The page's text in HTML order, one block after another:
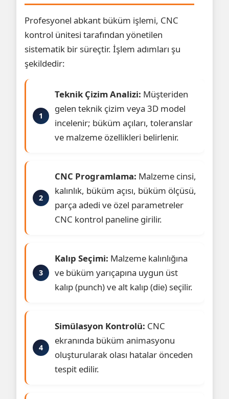
Profesyonel abkant büküm işlemi, CNC
kontrol ünitesi tarafından yönetilen
sistematik bir süreçtir. İşlem adımları şu
şekildedir:
Teknik Çizim Analizi: Müşteriden
gelen teknik çizim veya 3D model
incelenir; büküm açıları, toleranslar
ve malzeme özellikleri belirlenir.
CNC Programlama: Malzeme cinsi,
kalınlık, büküm açısı, büküm ölçüsü,
parça adedi ve özel parametreler
CNC kontrol paneline girilir.
Kalıp Seçimi: Malzeme kalınlığına
ve büküm yarıçapına uygun üst
kalıp (punch) ve alt kalıp (die) seçilir.
Simülasyon Kontrolü: CNC
ekranında büküm animasyonu
oluşturularak olası hatalar önceden
tespit edilir.